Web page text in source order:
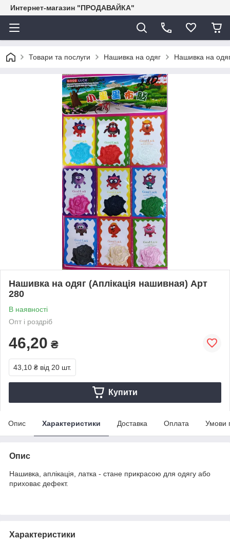
Интернет-магазин "ПРОДАВАЙКА"
Товари та послуги Нашивка на одяг Нашивка на
Нашивка на одяг (Аплікація нашивная) Арт
280
В наявності
Опт і роздріб
46,20 ₴
43,10 ₴ від 20 шт.
Купити
Опис Характеристики Доставка Оплата Умови
Опис
Нашивка, аплікація, латка - стане прикрасою для одягу або
приховає дефект.
Характеристики